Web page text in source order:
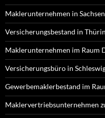
Maklerunternehmen in
Versicherungsbestand in
Maklerunternehmen im Raum
Versicherungsbüro in
Gewerbemaklerbestand im
Maklervertriebsunternehmen